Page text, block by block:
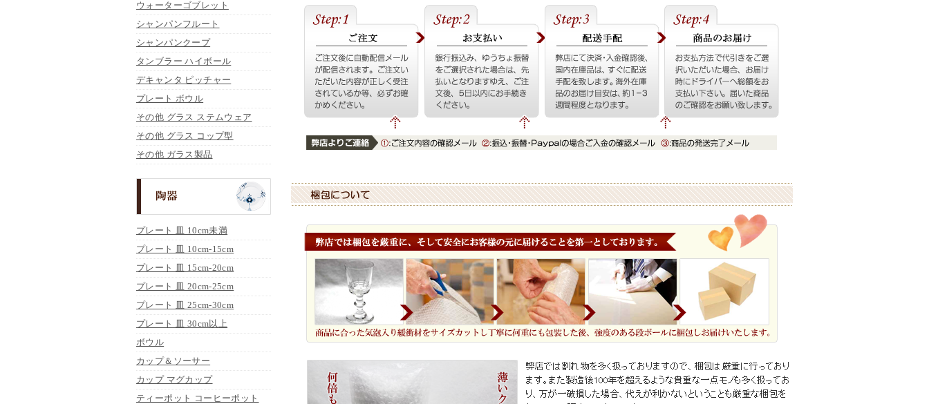
ウォーターゴブレット
シャンパンフルート
シャンパンクープ
タンブラー ハイボール
デキャンタ ピッチャー
プレート ボウル
その他 グラス ステムウェア
その他 グラス コップ型
その他 ガラス製品
プレート 皿 10cm未満
プレート 皿 10cm-15cm
プレート 皿 15cm-20cm
プレート 皿 20cm-25cm
プレート 皿 25cm-30cm
プレート 皿 30cm以上
ボウル
カップ＆ソーサー
カップ マグカップ
ティーポット コーヒーポット